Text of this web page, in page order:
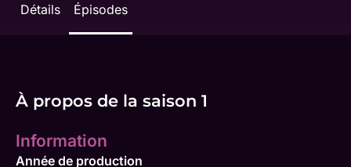
Détails Épisodes
À propos de la saison 1
Information
Année de production